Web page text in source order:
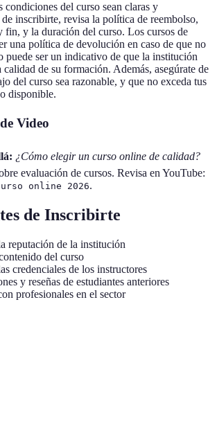
condiciones del curso sean claras y
de inscribirte, revisa la política de reembolso,
fin, y la duración del curso. Los cursos de
una política de devolución en caso de que no
puede ser un indicativo de que la institución
de su formación. Además, asegúrate de
del curso sea razonable, y que no exceda tus
disponible.
Video
¿Cómo elegir un curso online de calidad?
evaluación de cursos. Revisa en YouTube:
online 2026.
de Inscribirte
reputación de la institución
del curso
credenciales de los instructores
y reseñas de estudiantes anteriores
profesionales en el sector